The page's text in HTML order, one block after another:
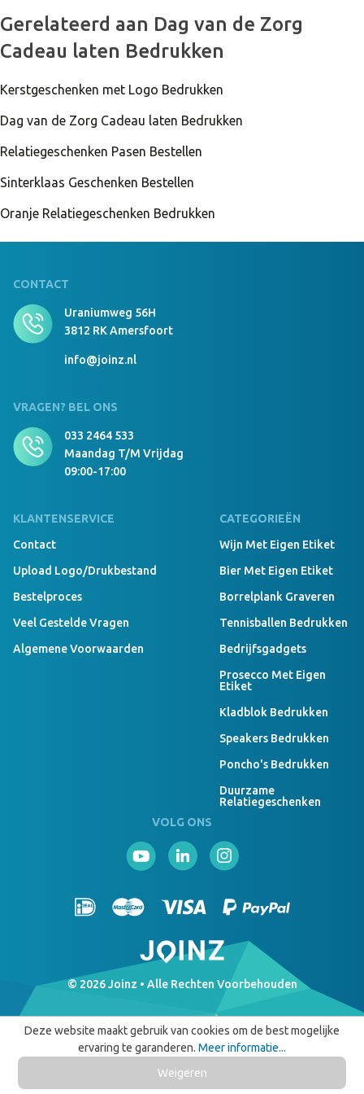
999 Stuks Op Voorraad
cm Zwart/Donkergrijs
999 Stuks Op Voorraad
Donkergrijs/zwart
Luxury Beanie With Teddy Lining Borduring 8x8
Luxury Beanie With Teddy Lining geen navy
Luxury Beanie With Teddy Lining Borduring 12x6
999 Stuks Op Voorraad
cm navy
Gerelateerd aan Dag van de Zorg
Cadeau laten Bedrukken
Kerstgeschenken met Logo Bedrukken
Dag van de Zorg Cadeau laten Bedrukken
Relatiegeschenken Pasen Bestellen
Sinterklaas Geschenken Bestellen
Oranje Relatiegeschenken Bedrukken
CONTACT
Uraniumweg 56H
3812 RK Amersfoort
info@joinz.nl
VRAGEN? BEL ONS
033 2464 533
Maandag T/m Vrijdag
09:00-17:00
KLANTENSERVICE
Contact
Upload Logo/drukbestand
Bestelproces
Veel Gestelde Vragen
Algemene Voorwaarden
CATEGORIEËN
Wijn Met Eigen Etiket
Bier Met Eigen Etiket
Borrelplank Graveren
Tennisballen Bedrukken
Bedrijfsgadgets
Prosecco Met Eigen
Etiket
Kladblok Bedrukken
Speakers Bedrukken
Poncho's Bedrukken
Duurzame
Relatiegeschenken
VOLG ONS
© 2026 Joinz • Alle Rechten Voorbehouden
Deze website maakt gebruik van cookies om de best mogelijke
ervaring te garanderen. Meer informatie...
Weigeren